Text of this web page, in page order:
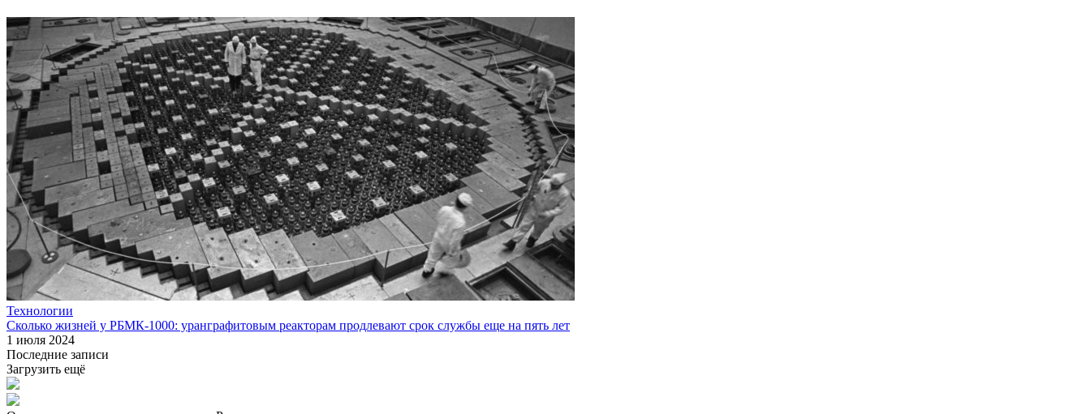
Технологии
Сколько жизней у РБМК‑1000: уранграфитовым реакторам продлевают срок службы еще на пять лет
1 июля 2024
Последние записи
Загрузить ещё